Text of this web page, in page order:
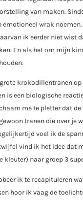
van maken.
emotioneel wrak
ik eerder niet wist
En als het om mijn
krokodillentranen op
is een biologische
me te pletter dat
tranen die over je
voel ik de
vind ik het idee dat
kleuter) naar groep 3
ik te recapituleren
hoor ik vaag de